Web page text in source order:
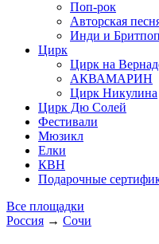
Поп-рок
Авторская
Инди и Бритпоп
Цирк
Цирк на
АКВАМАРИН
Цирк Никулина
Цирк Дю Солей
Фестивали
Мюзикл
Елки
КВН
Подарочные
Все площадки
Россия → Сочи